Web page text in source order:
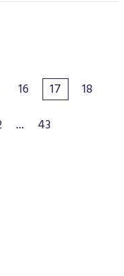
16 17
18
... 43